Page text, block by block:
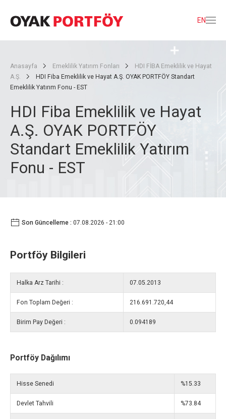
EN
Anasayfa Emeklilik Yatırım Fonları
HDI FİBA Emeklilik ve Hayat
A.Ş.
HDI Fiba Emeklilik ve Hayat A.Ş. OYAK PORTFÖY Standart
Emeklilik Yatırım Fonu - EST
HDI Fiba Emeklilik ve Hayat
A.Ş. OYAK PORTFÖY
Standart Emeklilik Yatırım
Fonu - EST
Son Güncelleme : 07.08.2026 - 21:00
Portföy Bilgileri
Halka Arz Tarihi : 07.05.2013
Fon Toplam Değeri : 216.691.720,44
Birim Pay Değeri : 0.094189
Portföy Dağılımı
Hisse Senedi %15.33
Devlet Tahvili %73.84